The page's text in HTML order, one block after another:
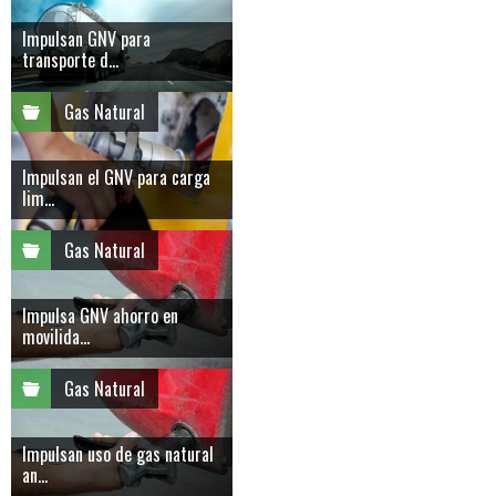
Impulsan GNV para
transporte d...
Gas Natural
Impulsan el GNV para carga
lim...
Gas Natural
Impulsa GNV ahorro en
movilida...
Gas Natural
Impulsan uso de gas natural
an...